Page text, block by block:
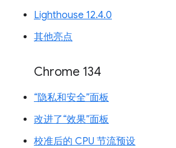
Lighthouse 12.4.0
其他亮点
Chrome 134
“隐私和安全”面板
改进了“效果”面板
校准后的 CPU 节流预设